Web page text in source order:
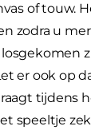
of touw.
zodra u
er ook op
tijdens
speeltje